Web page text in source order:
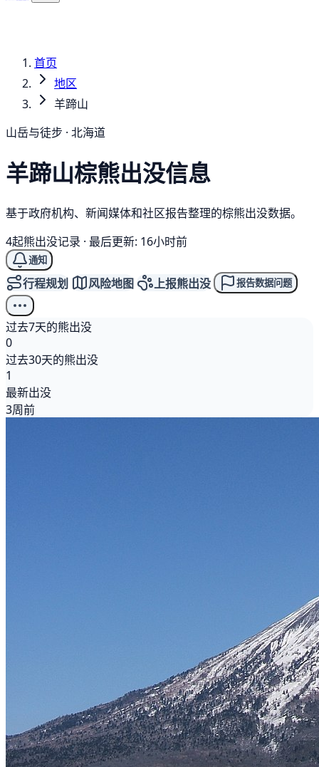
首页
地区
羊蹄山
山岳与徒步 · 北海道
羊蹄山棕熊出没信息
基于政府机构、新闻媒体和社区报告整理的棕熊出没数据。
4起熊出没记录 · 最后更新: 16小时前
通知
行程规划 风险地图 上报熊出没 报告数据问题
过去7天的熊出没
0
过去30天的熊出没
1
最新出没
3周前